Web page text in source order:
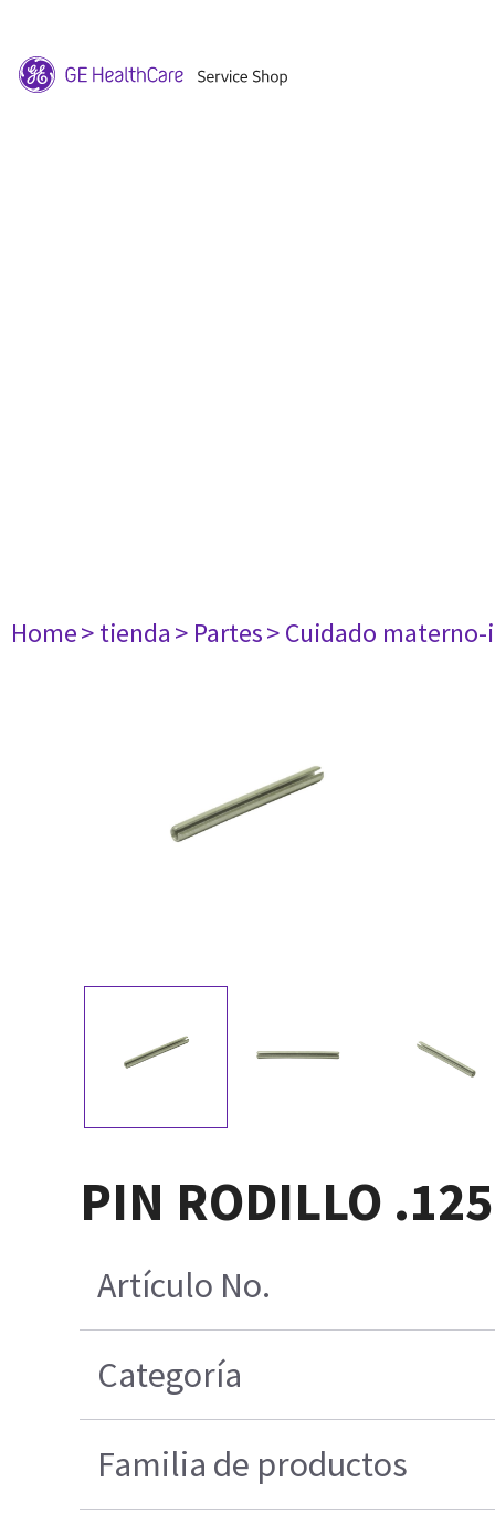
Home> tienda> Partes> Cuidado
PIN RODILLO
Artículo No.
Categoría
Familia de productos